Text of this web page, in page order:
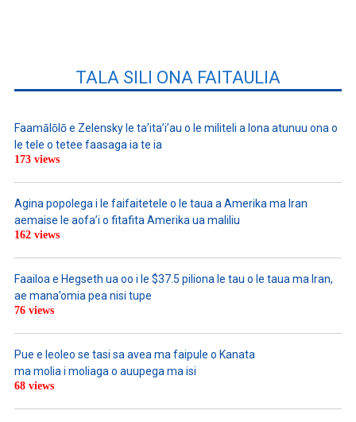
TALA SILI ONA FAITAULIA
Faamālōlō e Zelensky le ta’ita’i’au o le militeli a lona atunuu ona o
le tele o tetee faasaga ia te ia
173 views
Agina popolega i le faifaitetele o le taua a Amerika ma Iran
aemaise le aofa’i o fitafita Amerika ua maliliu
162 views
Faailoa e Hegseth ua oo i le $37.5 piliona le tau o le taua ma Iran,
ae mana’omia pea nisi tupe
76 views
Pue e leoleo se tasi sa avea ma faipule o Kanata
ma molia i moliaga o auupega ma isi
68 views